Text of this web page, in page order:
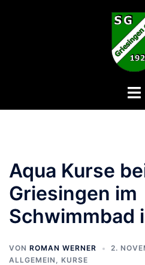
Menü
Aqua Kurse
Griesingen im
Schwimmbad
VON ROMAN WERNER
2.
ALLGEMEIN , KURSE